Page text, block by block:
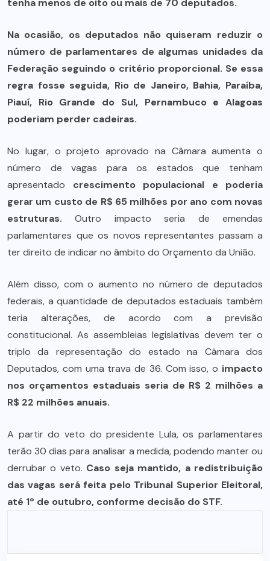
tenha menos de oito ou mais de 70 deputados.
Na ocasião, os deputados não quiseram reduzir o
número de parlamentares de algumas unidades da
Federação seguindo o critério proporcional. Se essa
regra fosse seguida, Rio de Janeiro, Bahia, Paraíba,
Piauí, Rio Grande do Sul, Pernambuco e Alagoas
poderiam perder cadeiras.
No lugar, o projeto aprovado na Câmara aumenta o
número de vagas para os estados que tenham
apresentado crescimento populacional e poderia
gerar um custo de R$ 65 milhões por ano com novas
estruturas.Outro impacto seria de emendas
parlamentares que os novos representantes passam a
ter direito de indicar no âmbito do Orçamento da União.
Além disso, com o aumento no número de deputados
federais, a quantidade de deputados estaduais também
teria alterações, de acordo com a previsão
constitucional. As assembleias legislativas devem ter o
triplo da representação do estado na Câmara dos
Deputados, com uma trava de 36. Com isso, o impacto
nos orçamentos estaduais seria de R$ 2 milhões a
R$ 22 milhões anuais.
A partir do veto do presidente Lula, os parlamentares
terão 30 dias para analisar a medida, podendo manter ou
derrubar o veto. Caso seja mantido, a redistribuição
das vagas será feita pelo Tribunal Superior Eleitoral,
até 1º de outubro, conforme decisão do STF.